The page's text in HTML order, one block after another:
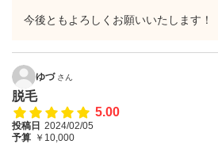
今後ともよろしくお願いいたします！
ゆづ さん
脱毛
5.00
投稿日 2024/02/05
予算 ￥10,000